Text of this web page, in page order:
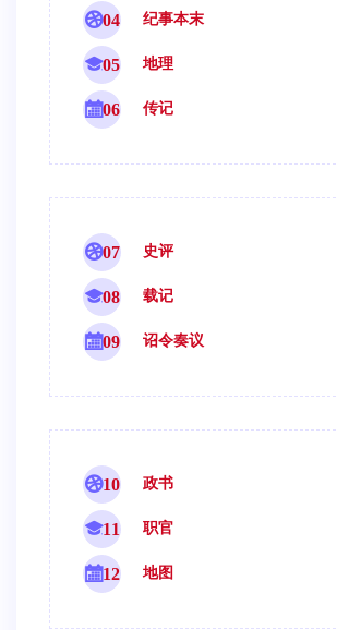
04 纪事本末
05 地理
06 传记
07 史评
08 载记
09 诏令奏议
10 政书
11 职官
12 地图